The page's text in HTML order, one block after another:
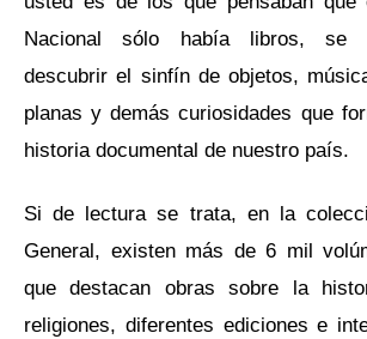
Nacional sólo había libros, se
descubrir el sinfín de objetos,
planas y demás curiosidades que
historia documental de nuestro país.
Si de lectura se trata, en la
General, existen más de 6 mil
que destacan obras sobre la
religiones, diferentes ediciones e